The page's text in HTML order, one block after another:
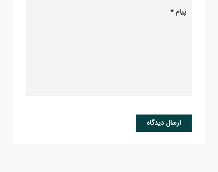
ارسال دیدگاه